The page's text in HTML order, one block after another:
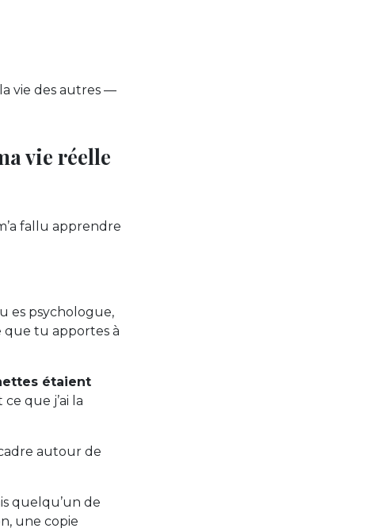
vie des autres —
vie réelle
fallu apprendre
es psychologue,
que tu apportes à
étaient
que j’ai la
autour de
quelqu’un de
une copie